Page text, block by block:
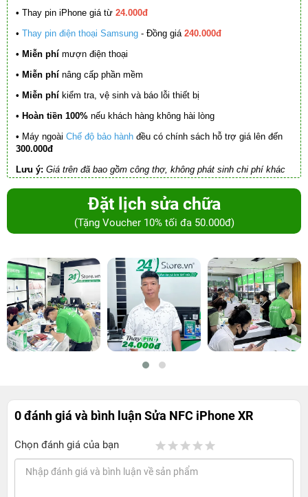
• Thay pin iPhone giá từ 24.000đ
• Thay pin điện thoại Samsung - Đồng giá 240.000đ
• Miễn phí mượn điện thoại
• Miễn phí nâng cấp phần mềm
• Miễn phí kiểm tra, vệ sinh và báo lỗi thiết bị
• Hoàn tiền 100% nếu khách hàng không hài lòng
• Máy ngoài Chế độ bảo hành đều có chính sách hỗ trợ giá lên đến
300.000đ
Lưu ý: Giá trên đã bao gồm công thợ, không phát sinh chi phí khác
Đặt lịch sửa chữa
(Tặng Voucher 10% tối đa 50.000đ)
0 đánh giá và bình luậnSửa NFC iPhone XR
Chọn đánh giá của bạn